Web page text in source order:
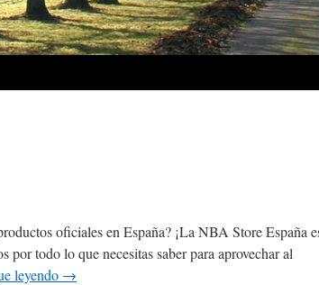
oficiales en España? ¡La NBA Store España
todo lo que necesitas saber para aprovechar al
leyendo →